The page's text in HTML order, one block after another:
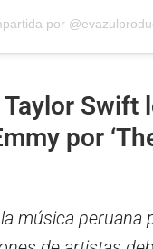
por
Taylor Swift
por
música